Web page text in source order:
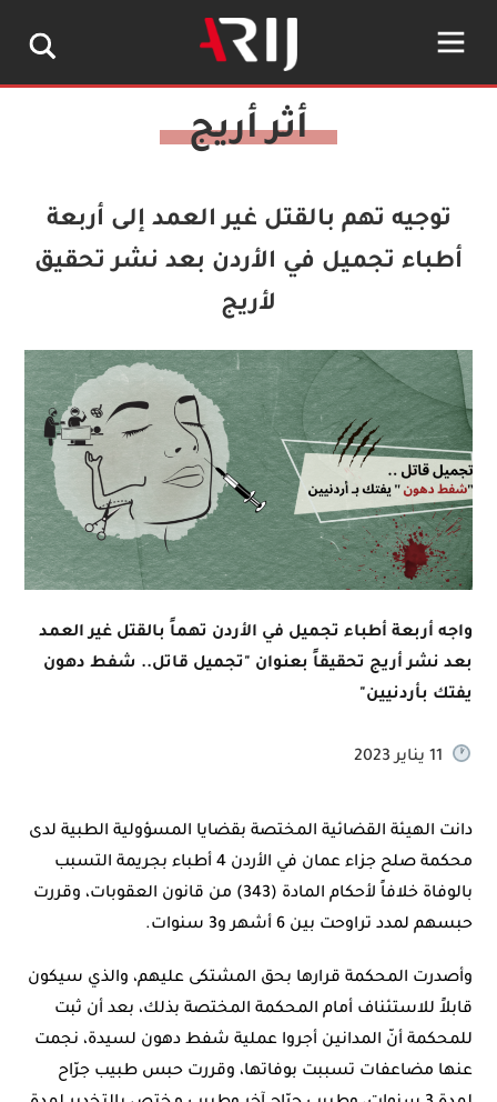
توجيه تهم بالقتل غير العمد إلى أربعة
أطباء تجميل في الأردن بعد نشر تحقيق
لأريج
واجه أربعة أطباء تجميل في الأردن تهماً بالقتل غير العمد
بعد نشر أريج تحقيقاً بعنوان "تجميل قاتل.. شفط دهون
يفتك بأردنيين"
11 يناير 2023
دانت الهيئة القضائية المختصة بقضايا المسؤولية الطبية لدى
محكمة صلح جزاء عمان في الأردن 4 أطباء بجريمة التسبب
بالوفاة خلافاً لأحكام المادة (343) من قانون العقوبات، وقررت
حبسهم لمدد تراوحت بين 6 أشهر و3 سنوات.
وأصدرت المحكمة قرارها بحق المشتكى عليهم، والذي سيكون
قابلاً للاستئناف أمام المحكمة المختصة بذلك، بعد أن ثبت
للمحكمة أنّ المدانين أجروا عملية شفط دهون لسيدة، نجمت
عنها مضاعفات تسببت بوفاتها، وقررت حبس طبيب جرّاح